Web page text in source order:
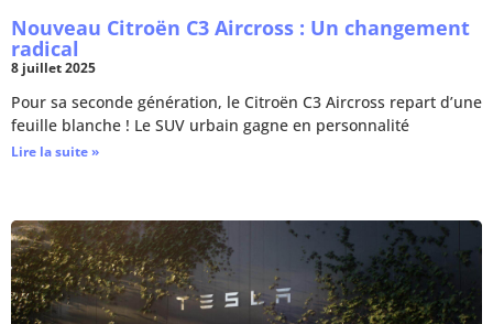
Nouveau Citroën C3 Aircross : Un changement
radical
8 juillet 2025
Pour sa seconde génération, le Citroën C3 Aircross repart d’une
feuille blanche ! Le SUV urbain gagne en personnalité
Lire la suite »